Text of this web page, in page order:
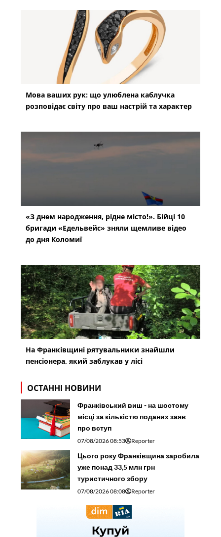
Мова ваших рук: що улюблена каблучка
розповідає світу про ваш настрій та характер
«З днем народження, рідне місто!». Бійці 10
бригади «Едельвейс» зняли щемливе відео
до дня Коломиї
На Франківщині рятувальники знайшли
пенсіонера, який заблукав у лісі
ОСТАННІ НОВИНИ
Франківський виш - на шостому
місці за кількістю поданих заяв
про вступ
07/08/2026 08:53 Reporter
Цього року Франківщина заробила
уже понад 33,5 млн грн
туристичного збору
07/08/2026 08:08 Reporter